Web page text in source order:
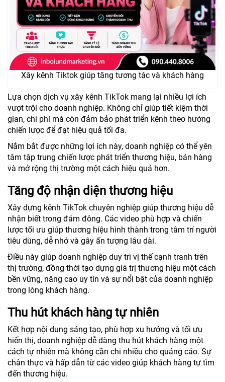
Xây kênh Tiktok giúp tăng tương tác và khách hàng
Lựa chọn dịch vụ xây kênh TikTok mang lại nhiều lợi ích
vượt trội cho doanh nghiệp. Không chỉ giúp tiết kiệm thời
gian, chi phí mà còn đảm bảo phát triển kênh theo hướng
chiến lược để đạt hiệu quả tối đa.
Nắm bắt được những lợi ích này, doanh nghiệp có thể yên
tâm tập trung chiến lược phát triển thương hiệu, bán hàng
và mở rộng thị trường một cách hiệu quả hơn.
Tăng độ nhận diện thương hiệu
Xây dựng kênh TikTok chuyên nghiệp giúp thương hiệu dễ
nhận biết trong đám đông. Các video phù hợp và chiến
lược tối ưu giúp thương hiệu hình thành trong tâm trí người
tiêu dùng, dễ nhớ và gây ấn tượng lâu dài.
Điều này giúp doanh nghiệp duy trì vị thế cạnh tranh trên
thị trường, đồng thời tạo dựng giá trị thương hiệu một cách
bền vững, nâng cao uy tín và sự nổi bật của doanh nghiệp
trong lòng khách hàng.
Thu hút khách hàng tự nhiên
Kết hợp nội dung sáng tạo, phù hợp xu hướng và tối ưu
hiển thị, doanh nghiệp dễ dàng thu hút khách hàng một
cách tự nhiên mà không cần chi nhiều cho quảng cáo. Sự
chân thực và hấp dẫn từ các video giúp khách hàng tự tìm
đến thương hiệu.